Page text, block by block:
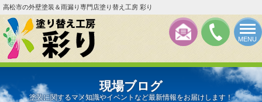
MENU
高松市の外壁塗装＆雨漏り専門店塗り替え工房 彩り
現場ブログ
塗装に関するマメ知識やイベントなど最新情報をお届けします！